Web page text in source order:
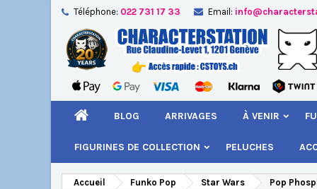
Téléphone: 022 731 17 33 Email:
BLOG ARRIVAGES À VENIR
FIGURINES DE COLLECTION PELUCHES
Accueil Funko Pop Star Wars Pop